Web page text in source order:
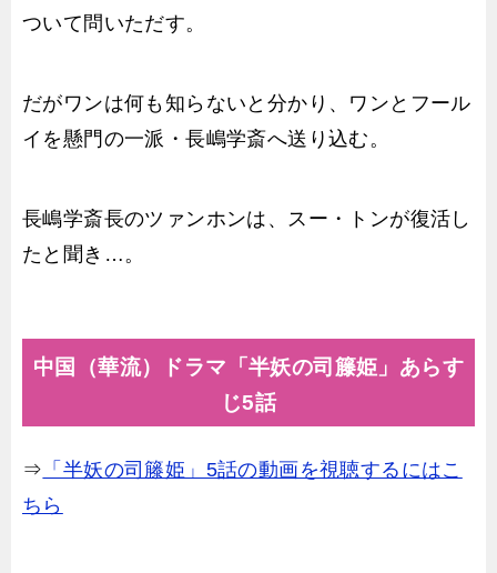
ついて問いただす。
だがワンは何も知らないと分かり、ワンとフール
イを懸門の一派・長嶋学斎へ送り込む。
長嶋学斎長のツァンホンは、スー・トンが復活し
たと聞き…。
中国（華流）ドラマ「半妖の司籐姫」あらす
じ5話
⇒ 「半妖の司籐姫」5話の動画を視聴するにはこ
ちら